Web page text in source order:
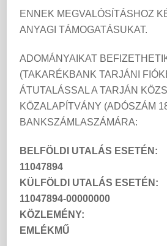
ENNEK MEGVALÓSÍTÁSHOZ
ANYAGI TÁMOGATÁSUKAT.
ADOMÁNYAIKAT
(TAKARÉKBANK TARJÁNI
ÁTUTALÁSSAL A TARJÁN
KÖZALAPÍTVÁNY (ADÓSZÁM
BANKSZÁMLASZÁMÁRA:
BELFÖLDI UTALÁS
11047894
KÜLFÖLDI UTALÁS
11047894-00000000
KÖZLEMÉNY:
EMLÉKMŰ